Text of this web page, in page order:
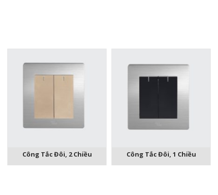
Công Tắc Đôi, 2 Chiều Công Tắc Đôi, 1 Chiều